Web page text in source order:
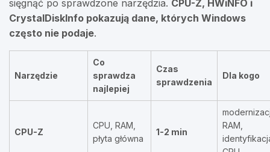
sięgnąć po sprawdzone narzędzia. CPU-Z, HWiNFO i
CrystalDiskInfo pokazują dane, których Windows
często nie podaje.
Narzędzie
Co
sprawdza
najlepiej
Czas
sprawdzenia
Dla kogo
CPU-Z
CPU, RAM,
płyta główna
1-2 min
RAM,